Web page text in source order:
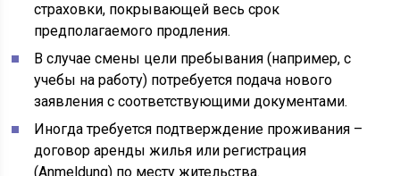
страховки, покрывающей весь срок
предполагаемого продления.
В случае смены цели пребывания (например, с
учебы на работу) потребуется подача нового
заявления с соответствующими документами.
Иногда требуется подтверждение проживания –
договор аренды жилья или регистрация
(Anmeldung) по месту жительства.